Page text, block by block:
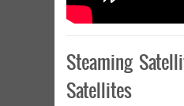
Steaming
Satellites